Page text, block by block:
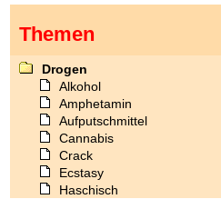
Themen
Drogen
Alkohol
Amphetamin
Aufputschmittel
Cannabis
Crack
Ecstasy
Haschisch